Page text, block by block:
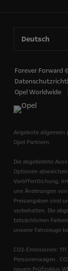
Deutsch
Forever Forward
Opel Worldwide
Angebote allgemein
Opel Partnern.
Die abgebildete
Optionen
Veröffentlichung.
uns Änderungen
Preisangaben sind
vorbehalten. Die
tatsächlichen
unserer Fahrzeuge
CO2-Emissionen:
Personenwagen .
neuem Prüfzyklus